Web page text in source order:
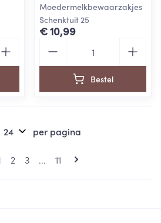
Moedermelkbewaarzakjes
Schenktuit 25
€ 10,99
Bestel
Pagina's
lees momenteel pagina
Pagina
2 Pagina
3 ... Pagina
11
per pagina